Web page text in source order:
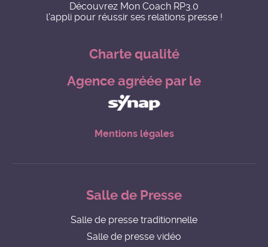
Découvrez Mon Coach RP3.0
l'appli pour réussir ses relations presse !
Charte qualité
Agence agréée par le
Mentions légales
Salle de Presse
Salle de presse traditionnelle
Salle de presse vidéo